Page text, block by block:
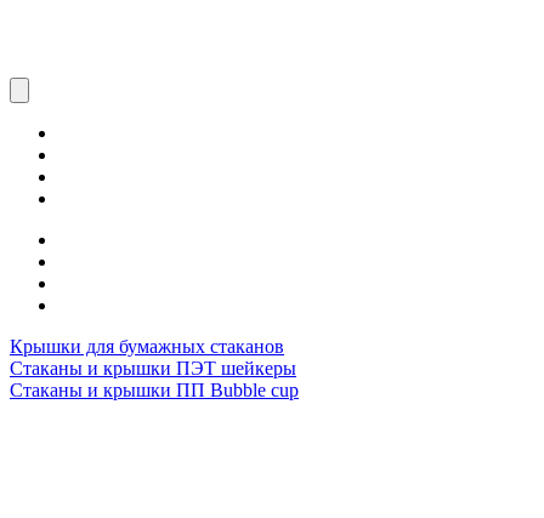
Крышки для бумажных стаканов
Стаканы и крышки ПЭТ шейкеры
Стаканы и крышки ПП Bubble cup